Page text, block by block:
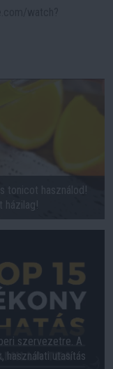
tonicot használod!
házilag!
szervezetre. A
használati utasítás